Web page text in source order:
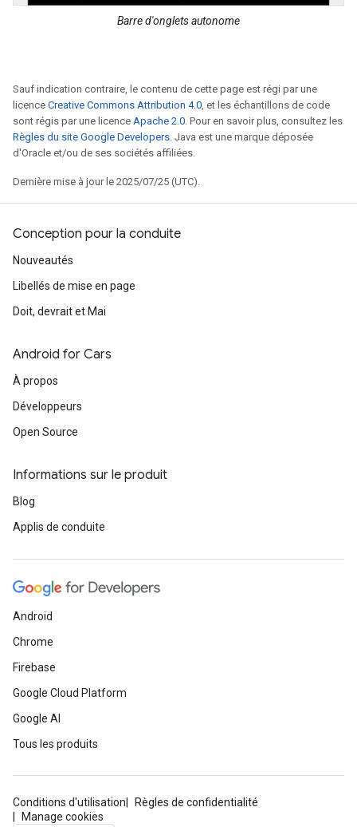
Barre d'onglets autonome
Sauf indication contraire, le contenu de cette page est régi par une
licence Creative Commons Attribution 4.0 , et les échantillons de code
sont régis par une licence Apache 2.0 . Pour en savoir plus, consultez les
Règles du site Google Developers . Java est une marque déposée
d'Oracle et/ou de ses sociétés affiliées.
Dernière mise à jour le 2025/07/25 (UTC).
Conception pour la conduite
Nouveautés
Libellés de mise en page
Doit, devrait et Mai
Android for Cars
À propos
Développeurs
Open Source
Informations sur le produit
Blog
Applis de conduite
Android
Chrome
Firebase
Google Cloud Platform
Google AI
Tous les produits
Conditions d'utilisation
Règles de confidentialité
Manage cookies